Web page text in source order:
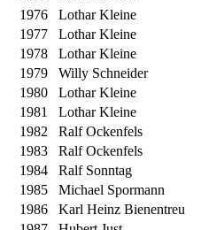
1976
Lothar Kleine
1977
Lothar Kleine
1978
Lothar Kleine
1979
Willy Schneider
1980
Lothar Kleine
1981
Lothar Kleine
1982
Ralf Ockenfels
1983
Ralf Ockenfels
1984
Ralf Sonntag
1985
Michael Spormann
1986
Karl Heinz Bienentreu